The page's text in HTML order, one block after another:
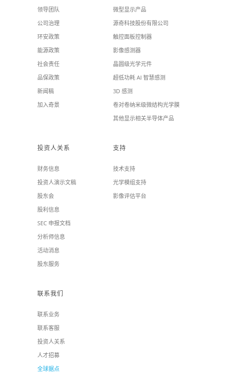
领导团队
公司治理
环安政策
能源政策
社会责任
品保政策
新闻稿
加入奇景
微型显示产品
源奇科技股份有限公司
触控面板控制器
影像感测器
晶圆级光学元件
超低功耗 AI 智慧感测
3D 感测
卷对卷纳米级微结构光学膜
其他显示相关半导体产品
投资人关系
财务信息
投资人演示文稿
股东会
股利信息
SEC 申报文档
分析师信息
活动消息
股东服务
支持
技术支持
光学模组支持
影像评估平台
联系我们
联系业务
联系客服
投资人关系
人才招募
全球据点